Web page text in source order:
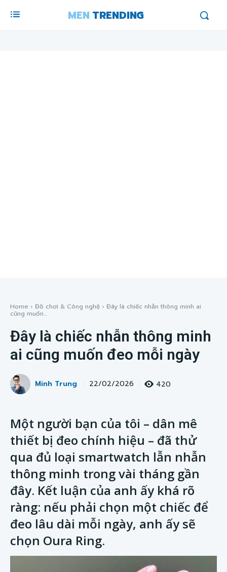
MEN TRENDING
Home Đồ chơi & Công nghệ Đây là chiếc nhẫn thông minh ai
cũng muốn...
Đây là chiếc nhẫn thông minh
ai cũng muốn đeo mỗi ngày
Minh Trung 22/02/2026 420
Một người bạn của tôi – dân mê
thiết bị đeo chính hiệu – đã thử
qua đủ loại smartwatch lẫn nhẫn
thông minh trong vài tháng gần
đây. Kết luận của anh ấy khá rõ
ràng: nếu phải chọn một chiếc để
đeo lâu dài mỗi ngày, anh ấy sẽ
chọn Oura Ring.